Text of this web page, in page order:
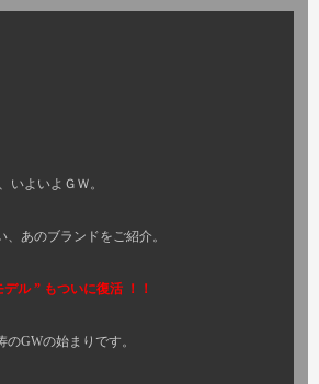
Ｗ。
ンドをご紹介。
ル ” もついに復活 ！！
りです。